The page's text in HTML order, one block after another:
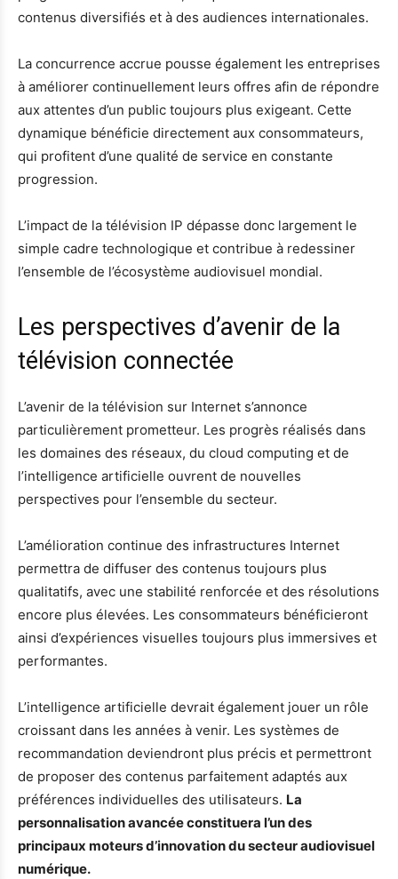
contenus diversifiés et à des audiences internationales.
La concurrence accrue pousse également les entreprises
à améliorer continuellement leurs offres afin de répondre
aux attentes d’un public toujours plus exigeant. Cette
dynamique bénéficie directement aux consommateurs,
qui profitent d’une qualité de service en constante
progression.
L’impact de la télévision IP dépasse donc largement le
simple cadre technologique et contribue à redessiner
l’ensemble de l’écosystème audiovisuel mondial.
Les perspectives d’avenir de la
télévision connectée
L’avenir de la télévision sur Internet s’annonce
particulièrement prometteur. Les progrès réalisés dans
les domaines des réseaux, du cloud computing et de
l’intelligence artificielle ouvrent de nouvelles
perspectives pour l’ensemble du secteur.
L’amélioration continue des infrastructures Internet
permettra de diffuser des contenus toujours plus
qualitatifs, avec une stabilité renforcée et des résolutions
encore plus élevées. Les consommateurs bénéficieront
ainsi d’expériences visuelles toujours plus immersives et
performantes.
L’intelligence artificielle devrait également jouer un rôle
croissant dans les années à venir. Les systèmes de
recommandation deviendront plus précis et permettront
de proposer des contenus parfaitement adaptés aux
préférences individuelles des utilisateurs. La
personnalisation avancée constituera l’un des
principaux moteurs d’innovation du secteur audiovisuel
numérique.